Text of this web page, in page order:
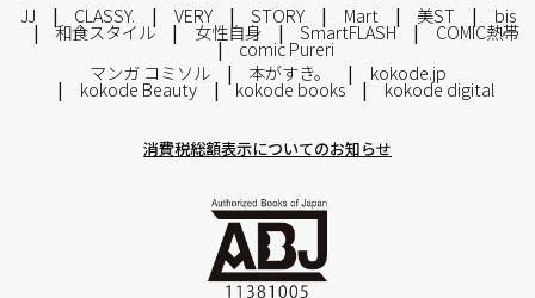
JJ CLASSY. VERY STORY Mart 美ST bis
和食スタイル 女性自身 SmartFLASH COMIC熱帯
comic Pureri
マンガ コミソル
本がすき。 kokode.jp
kokode Beauty kokode books kokode digital
消費税総額表示についてのお知らせ